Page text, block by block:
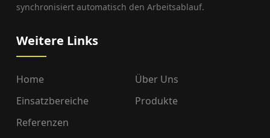
synchronisiert automatisch den Arbeitsablauf.
Weitere Links
Home
Über Uns
Einsatzbereiche
Produkte
Referenzen